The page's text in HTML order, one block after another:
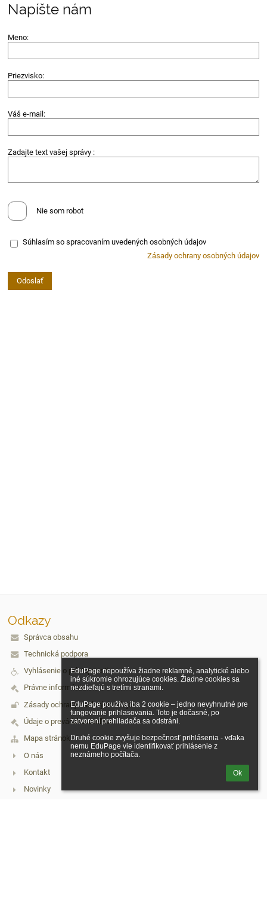
EduPage nepoužíva žiadne reklamné, analytické alebo
iné súkromie ohrozujúce cookies. Žiadne cookies sa
nezdieľajú s tretími stranami.
EduPage používa iba 2 cookie – jedno nevyhnutné pre
fungovanie prihlasovania. Toto je dočasné, po
zatvorení prehliadača sa odstráni.
Druhé cookie zvyšuje bezpečnosť prihlásenia - vďaka
nemu EduPage vie identifikovať prihlásenie z
neznámeho počítača.
Ok
Napíšte nám
Meno:
Priezvisko:
Váš e-mail:
Zadajte text vašej správy :
Nie som robot
Súhlasím so spracovaním uvedených osobných údajov
Zásady ochrany osobných údajov
Odkazy
Správca obsahu
Technická podpora
Vyhlásenie o prístupnosti
Právne informácie
Zásady ochrany osobných údajov
Údaje o prevádzkovateľovi
Mapa stránok
O nás
Kontakt
Novinky